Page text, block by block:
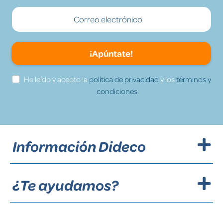
¡Apúntate!
He leído y acepto la política de privacidad y lostérminos y
condiciones.
Información Dideco
¿Te ayudamos?